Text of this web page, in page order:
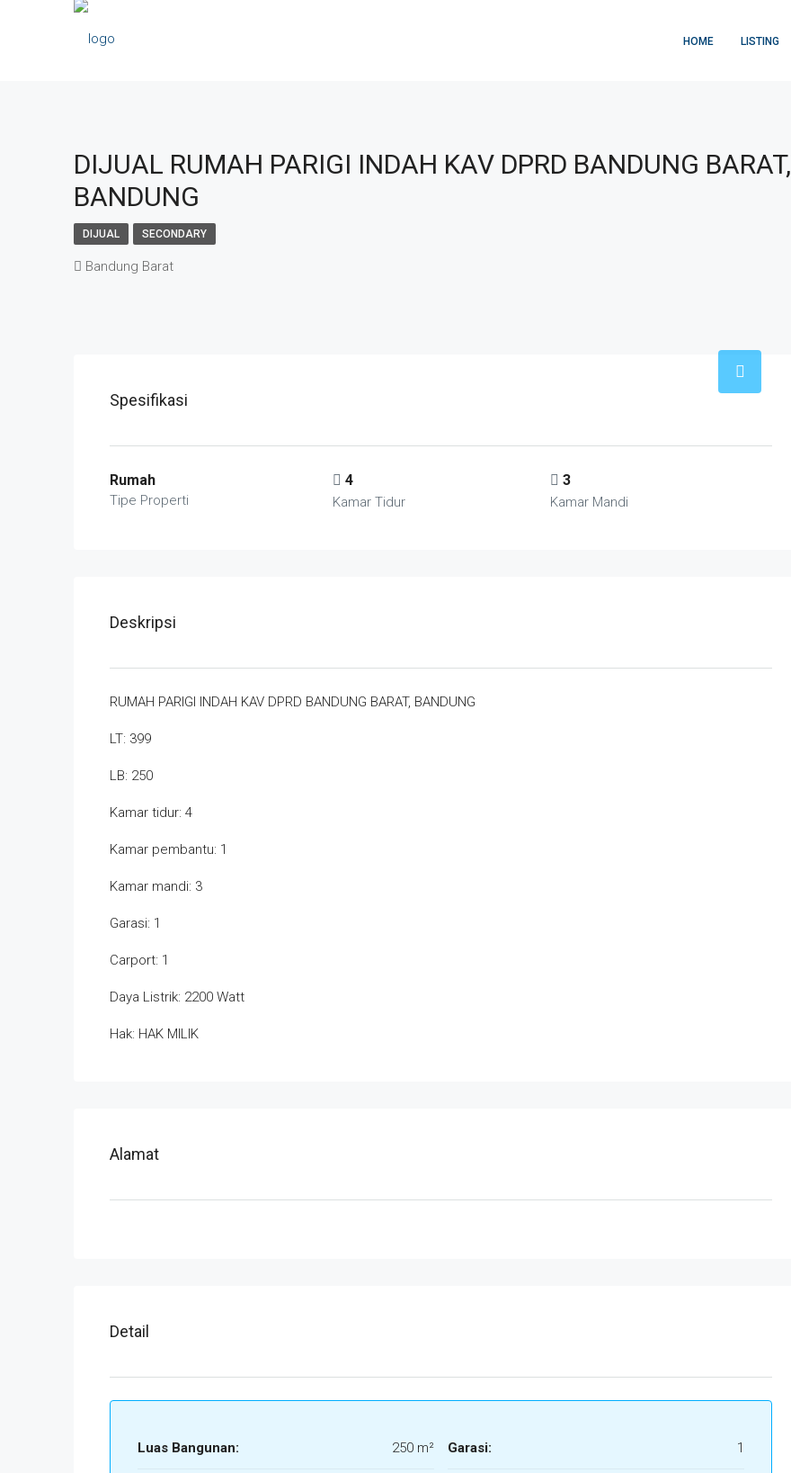
HOME LISTING
DIJUAL RUMAH PARIGI INDAH KAV DPRD BANDUNG BARAT,
BANDUNG
DIJUAL SECONDARY
Bandung Barat
Spesifikasi
Rumah
Tipe Properti
4
Kamar Tidur
3
Kamar Mandi
Deskripsi
RUMAH PARIGI INDAH KAV DPRD BANDUNG BARAT, BANDUNG
LT: 399
LB: 250
Kamar tidur: 4
Kamar pembantu: 1
Kamar mandi: 3
Garasi: 1
Carport: 1
Daya Listrik: 2200 Watt
Hak: HAK MILIK
Alamat
Detail
Luas Bangunan: 250 m² Garasi: 1